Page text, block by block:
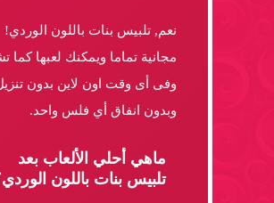
نعم, تلبيس بنات باللون الوردي!
مجانية تماما ويمكنك لعبها كما
وفى أى وقت اون لاين بدون
وبدون انفاق أي فلس واحد.
ماهي أحلي الألعاب بعد
تلبيس بنات باللون